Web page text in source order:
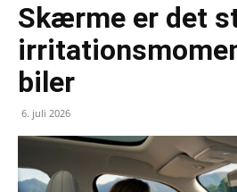
Skærme er det
biler
6. juli 2026